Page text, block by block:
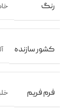
رنگ
کشور سازنده
فرم فریم